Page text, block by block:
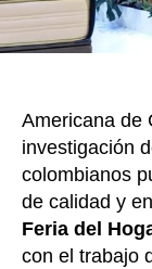
Americana de
investigación
colombianos
de calidad y
Feria del
con el trabajo